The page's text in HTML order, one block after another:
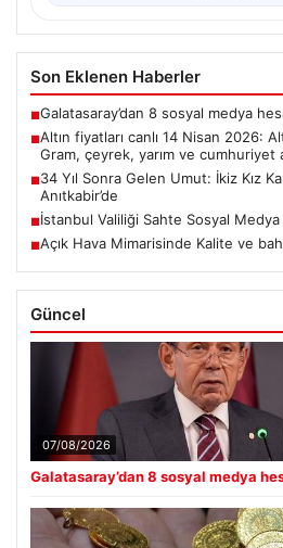
Son Eklenen Haberler
■Galatasaray’dan 8 sosyal medya
■Altın fiyatları canlı 14 Nisan 2026:
Gram, çeyrek, yarım ve cumhuriyet
■34 Yıl Sonra Gelen Umut: İkiz Kız
Anıtkabir’de
■İstanbul Valiliği Sahte Sosyal Medya
■Açık Hava Mimarisinde Kalite ve
Güncel
07/08/2026
Galatasaray’dan 8 sosyal medya